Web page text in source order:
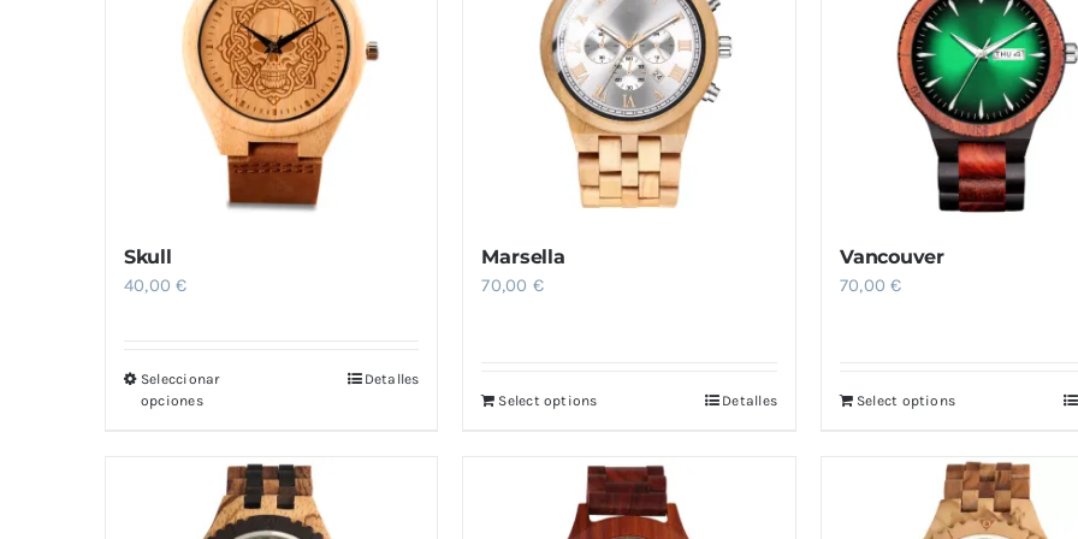
opciones
se
pueden
elegir
en
la
Skull
40,00€
Seleccionar
opciones
múltiples
variantes.
Detalles
Marsella
70,00 €
Select options Detalles
Vancouver
70,00€
Select options